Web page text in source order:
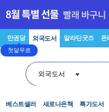
만권당
첫달무료
외국도서 알라딘굿즈 온
외국도서
베스트셀러 새로나온책 특가도서